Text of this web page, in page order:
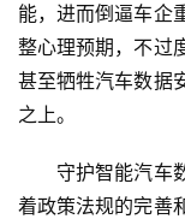
能，进而倒逼车企
整心理预期，不过
甚至牺牲汽车数据
之上。
守护智能汽车数
着政策法规的完善